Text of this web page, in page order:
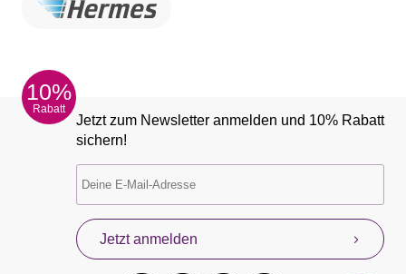
10%
Rabatt
Jetzt zum Newsletter anmelden und 10% Rabatt
sichern!
Jetzt anmelden